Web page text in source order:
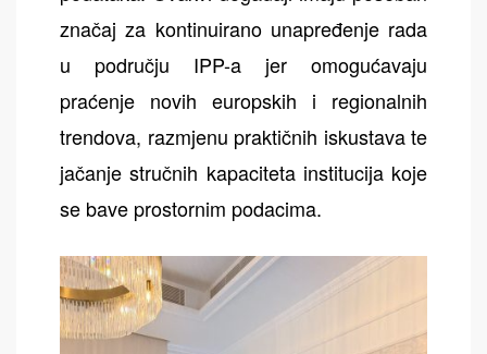
značaj za kontinuirano unapređenje rada
u području IPP-a jer omogućavaju
praćenje novih europskih i regionalnih
trendova, razmjenu praktičnih iskustava te
jačanje stručnih kapaciteta institucija koje
se bave prostornim podacima.